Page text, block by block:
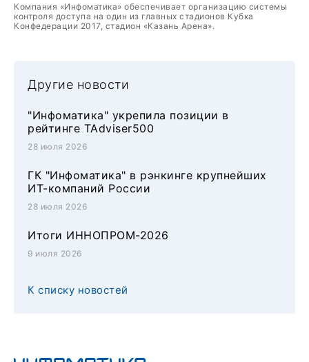
Компания «Инфоматика» обеспечивает организацию системы
контроля доступа на один из главных стадионов Кубка
Конфедерации 2017, стадион «Казань Арена».
Другие новости
"Инфоматика" укрепила позиции в
рейтинге TAdviser500
28 июля 2026
ГК "Инфоматика" в рэнкинге крупнейших
ИТ-компаний России
28 июля 2026
Итоги ИННОПРОМ-2026
9 июля 2026
К списку новостей